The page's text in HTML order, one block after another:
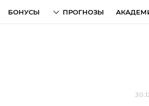
БОНУСЫ ПРОГНОЗЫ